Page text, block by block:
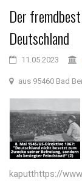
Der
Deutschland
11.05.2023
aus 95460 Bad
kaputthttps://